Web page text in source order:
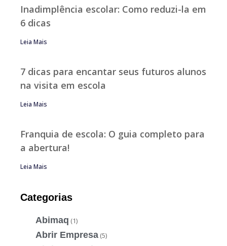
Inadimplência escolar: Como reduzi-la em
6 dicas
Leia Mais
7 dicas para encantar seus futuros alunos
na visita em escola
Leia Mais
Franquia de escola: O guia completo para
a abertura!
Leia Mais
Categorias
Abimaq (1)
Abrir Empresa (5)